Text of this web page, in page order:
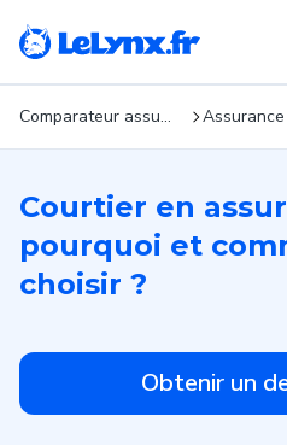
Comparateur assurance : devis gratuits en 5 min
Courtier en
pourquoi et
choisir ?
Obtenir un